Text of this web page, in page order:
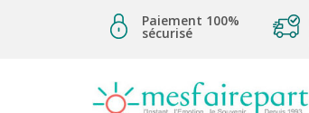
Paiement 100%
sécurisé